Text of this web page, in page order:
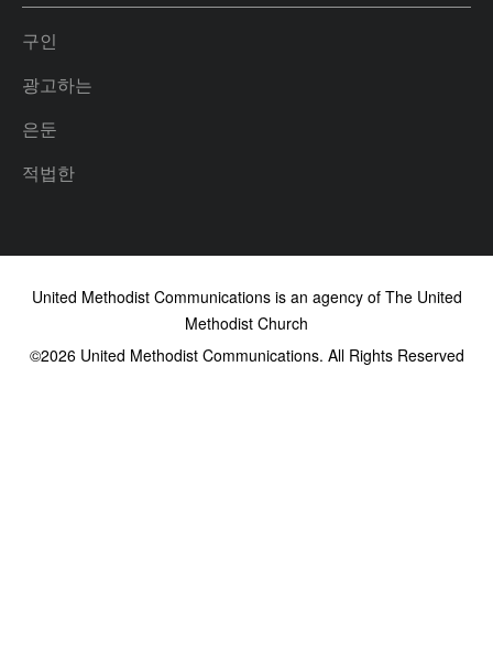
구인
광고하는
은둔
적법한
United Methodist Communications is an agency of The United
Methodist Church
©2026United Methodist Communications. All Rights Reserved